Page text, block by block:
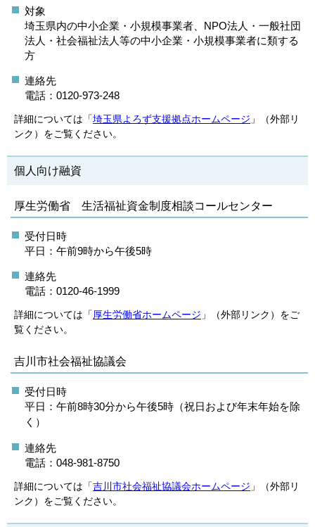
対象
埼玉県内の中小企業・小規模事業者、NPO法人・一般社団
法人・社会福祉法人等の中小企業・小規模事業者に類する
方
連絡先
電話：0120-973-248
詳細については「埼玉県よろず支援拠点ホームページ 」（外部リ
ンク）をご覧ください。
個人向け融資
厚生労働省 生活福祉資金制度相談コールセンター
受付日時
平日：午前9時から午後5時
連絡先
電話：0120-46-1999
詳細については「厚生労働省ホームページ 」（外部リンク）をご
覧ください。
吉川市社会福祉協議会
受付日時
平日：午前8時30分から午後5時（祝日および年末年始を除
く）
連絡先
電話：048-981-8750
詳細については「吉川市社会福祉協議会ホームページ 」（外部リ
ンク）をご覧ください。